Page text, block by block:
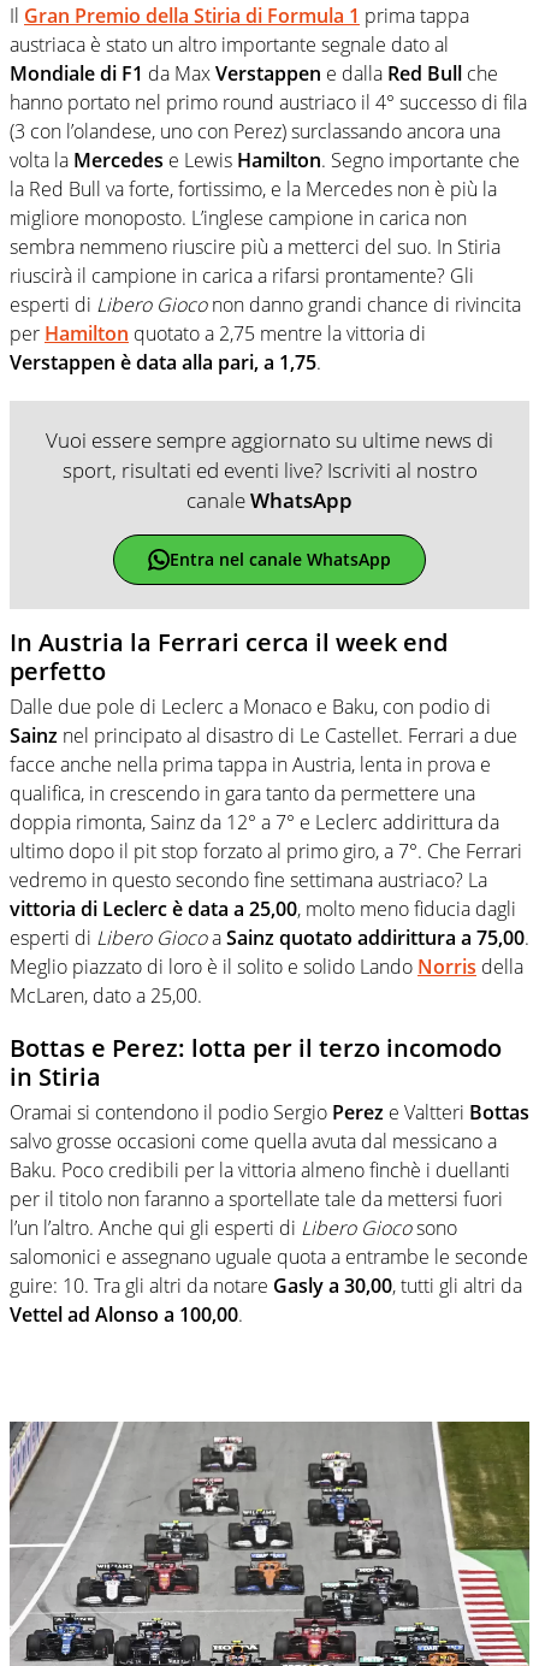
Il Gran Premio della Stiria di Formula 1 prima tappa
austriaca è stato un altro importante segnale dato al
Mondiale di F1 da MaxVerstappen e dalla Red Bull che
hanno portato nel primo round austriaco il 4° successo di fila
(3 con l’olandese, uno con Perez) surclassando ancora una
volta la Mercedes e Lewis Hamilton. Segno importante che
la Red Bull va forte, fortissimo, e la Mercedes non è più la
migliore monoposto. L’inglese campione in carica non
sembra nemmeno riuscire più a metterci del suo. In Stiria
riuscirà il campione in carica a rifarsi prontamente? Gli
esperti di Libero Gioconon danno grandi chance di rivincita
per Hamilton quotato a 2,75 mentre la vittoria di
Verstappen è data alla pari, a 1,75.
Vuoi essere sempre aggiornato su ultime news di
sport, risultati ed eventi live? Iscriviti al nostro
canaleWhatsApp
Entra nel canale WhatsApp
In Austria la Ferrari cerca il week end
perfetto
Dalle due pole di Leclerc a Monaco e Baku, con podio di
Sainz nel principato al disastro di Le Castellet. Ferrari a due
facce anche nella prima tappa in Austria, lenta in prova e
qualifica, in crescendo in gara tanto da permettere una
doppia rimonta, Sainz da 12° a 7° e Leclerc addirittura da
ultimo dopo il pit stop forzato al primo giro, a 7°. Che Ferrari
vedremo in questo secondo fine settimana austriaco? La
vittoria di Leclerc è data a 25,00, molto meno fiducia dagli
esperti di Libero GiocoaSainz quotato addirittura a 75,00.
Meglio piazzato di loro è il solito e solido Lando Norris della
McLaren, dato a 25,00.
Bottas e Perez: lotta per il terzo incomodo
in Stiria
Oramai si contendono il podio Sergio Perez e Valtteri Bottas
salvo grosse occasioni come quella avuta dal messicano a
Baku. Poco credibili per la vittoria almeno finchè i duellanti
per il titolo non faranno a sportellate tale da mettersi fuori
l’un l’altro. Anche qui gli esperti di Libero Giocosono
salomonici e assegnano uguale quota a entrambe le seconde
guire: 10. Tra gli altri da notare Gasly a 30,00, tutti gli altri da
Vettel ad Alonso a 100,00.